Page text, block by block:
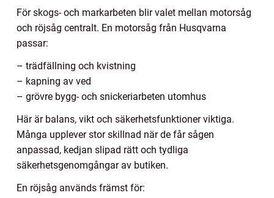
För skogs- och markarbeten blir valet mellan motorsåg
och röjsåg centralt. En motorsåg från Husqvarna
passar:
– trädfällning och kvistning
– kapning av ved
– grövre bygg- och snickeriarbeten utomhus
Här är balans, vikt och säkerhetsfunktioner viktiga.
Många upplever stor skillnad när de får sågen
anpassad, kedjan slipad rätt och tydliga
säkerhetsgenomgångar av butiken.
En röjsåg används främst för: